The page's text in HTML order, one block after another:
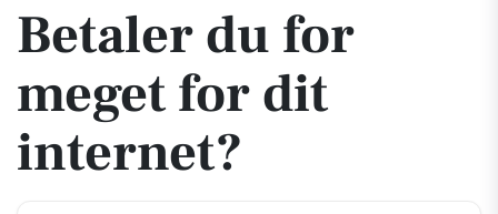
Betaler du for
meget for dit
internet?